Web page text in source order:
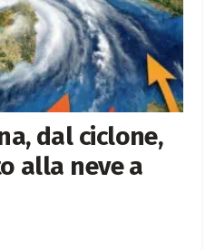
dal ciclone,
alla neve a